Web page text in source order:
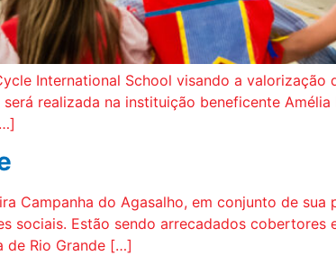
International School visando a valorização
realizada na instituição beneficente
Campanha do Agasalho, em conjunto de
sociais. Estão sendo arrecadados cobertores
de Rio Grande […]